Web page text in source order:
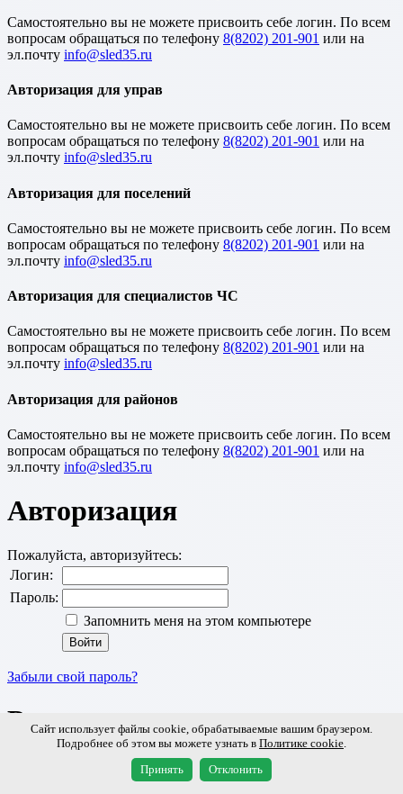
Cамостоятельно вы не можете присвоить себе логин. По всем
вопросам обращаться по телефону 8(8202) 201-901 или на
эл.почту
Авторизация для управ
Cамостоятельно вы не можете присвоить себе логин. По всем
вопросам обращаться по телефону 8(8202) 201-901 или на
эл.почту
Авторизация для поселений
Cамостоятельно вы не можете присвоить себе логин. По всем
вопросам обращаться по телефону 8(8202) 201-901 или на
эл.почту
Авторизация для специалистов ЧС
Cамостоятельно вы не можете присвоить себе логин. По всем
вопросам обращаться по телефону 8(8202) 201-901 или на
эл.почту
Авторизация для районов
Cамостоятельно вы не можете присвоить себе логин. По всем
вопросам обращаться по телефону 8(8202) 201-901 или на
эл.почту
Авторизация
Пожалуйста, авторизуйтесь:
Логин:
Пароль:
Запомнить меня на этом компьютере
Забыли свой пароль?
Регистрация
Cannot find 'new2' template with page ''
Сайт использует файлы cookie, обрабатываемые вашим браузером.
Подробнее об этом вы можете узнать в Политике cookie.
Принять Отклонить